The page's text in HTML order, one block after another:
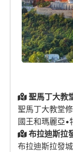
聖馬丁大教
聖馬丁大教堂
國王和瑪麗亞•
布拉迪斯拉
布拉迪斯拉發